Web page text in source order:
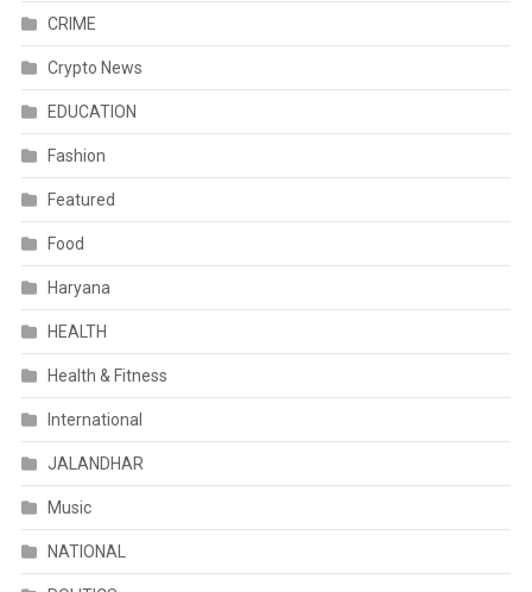
CRIME
Crypto News
EDUCATION
Fashion
Featured
Food
Haryana
HEALTH
Health & Fitness
International
JALANDHAR
Music
NATIONAL